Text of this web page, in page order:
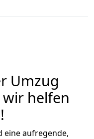
Umzug
helfen
!
eine aufregende,